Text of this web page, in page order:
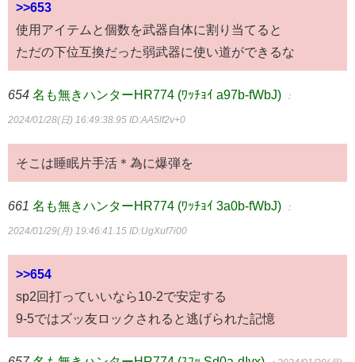
>>653
使用アイテムと個数を武器自体に割り当てると
ただの下位互換だった弱武器に使い道ができるな
654 名も無きハンターHR774 (ﾜｯﾁｮｲ a97b-fWbJ) ：
2024/01/28(日) 16:49:38.95 ID:AA5lf2v+0
そこは睡眠片手活＊為に爆弾を
661 名も無きハンターHR774 (ﾜｯﾁｮｲ 3a0b-fWbJ) ：
2024/01/29(月) 19:46:41.15 ID:UgXuf7i00
>>654
sp2回打っていいなら10-2で安定する
9-5ではズッ友ロックされると逃げられた記憶